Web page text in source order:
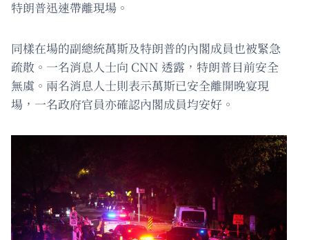
特朗普迅速帶離現場。
同樣在場的副總統萬斯及特朗普的內閣成員也被緊急
疏散。一名消息人士向 CNN 透露，特朗普目前安全
無虞。兩名消息人士則表示萬斯已安全離開晚宴現
場，一名政府官員亦確認內閣成員均安好。